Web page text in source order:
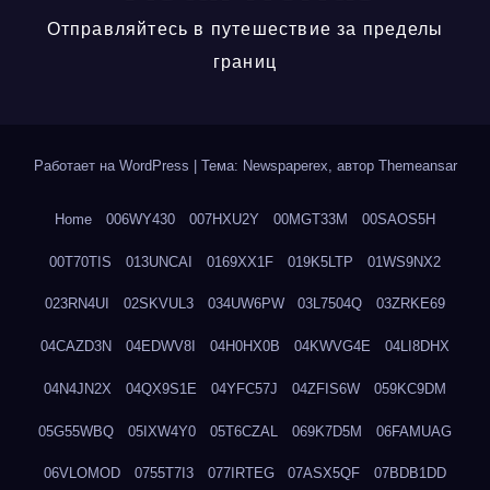
Отправляйтесь в путешествие за пределы
границ
Работает на WordPress Тема: Newspaperex, автор Themeansar
Home 006WY430 007HXU2Y 00MGT33M 00SAOS5H
00T70TIS 013UNCAI 0169XX1F 019K5LTP 01WS9NX2
023RN4UI 02SKVUL3 034UW6PW 03L7504Q 03ZRKE69
04CAZD3N 04EDWV8I 04H0HX0B 04KWVG4E 04LI8DHX
04N4JN2X 04QX9S1E 04YFC57J 04ZFIS6W 059KC9DM
05G55WBQ 05IXW4Y0 05T6CZAL 069K7D5M 06FAMUAG
06VLOMOD 0755T7I3 077IRTEG 07ASX5QF 07BDB1DD